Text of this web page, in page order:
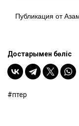
Публикация от
Достарыңмен бөліс
пәтер